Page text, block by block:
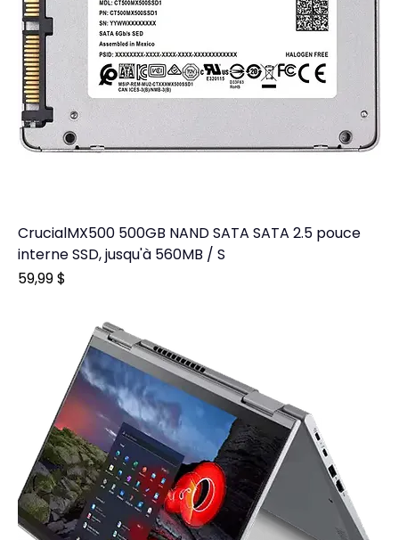
CrucialMX500 500GB NAND SATA SATA 2.5 pouce
interne SSD, jusqu'à 560MB / S
Prix
59,99 $